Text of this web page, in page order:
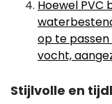
Hoewel PVC
op te
vocht,
Stijlvolle en